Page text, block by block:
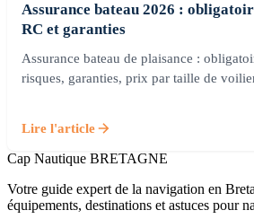
Assurance bateau 2026 :
RC et garanties
Assurance bateau de plaisance :
risques, garanties, prix par taille de
Lire l'article
Cap Nautique BRETAGNE
Votre guide expert de la navigation en
équipements, destinations et astuces pour